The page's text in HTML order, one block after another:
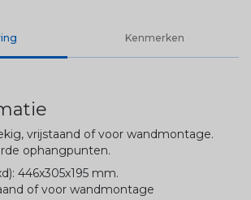
Kenmerken
vrijstaand of voor wandmontage.
ophangpunten.
446x305x195 mm.
of voor wandmontage